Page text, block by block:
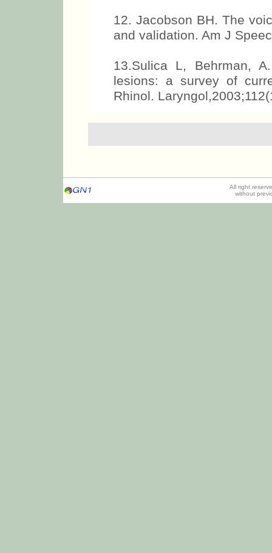
12. Jacobson BH. The
and validation. Am J
13.Sulica L, Behrman,
lesions: a survey of
Rhinol.
All right
without